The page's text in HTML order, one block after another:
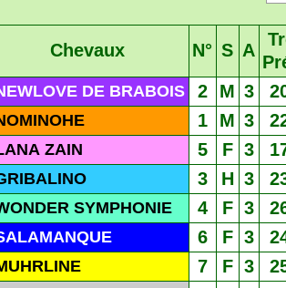
Chevaux N° S A
DE BRABOIS 2 M 3
1 M 3
ZAIN 5 F 3
3 H 3
SYMPHONIE 4 F 3
6 F 3
7 F 3